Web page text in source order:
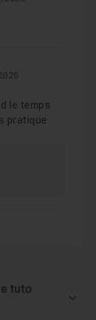
satellite
1h14
le temps
pratique
tuto